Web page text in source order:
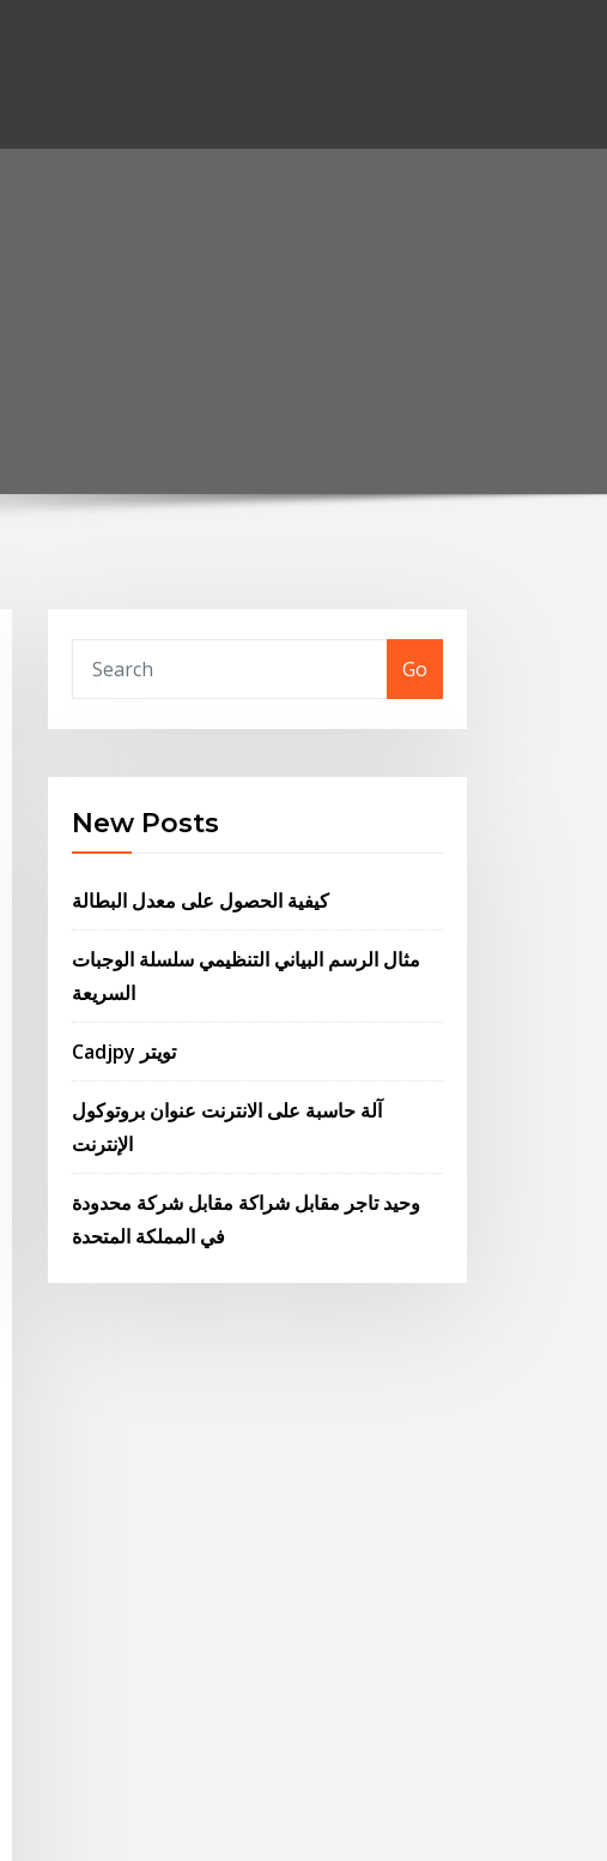
Go
New Posts
كيفية الحصول على معدل البطالة
مثال الرسم البياني التنظيمي سلسلة الوجبات
السريعة
Cadjpy تويتر
آلة حاسبة على الانترنت عنوان بروتوكول
الإنترنت
وحيد تاجر مقابل شراكة مقابل شركة محدودة
في المملكة المتحدة